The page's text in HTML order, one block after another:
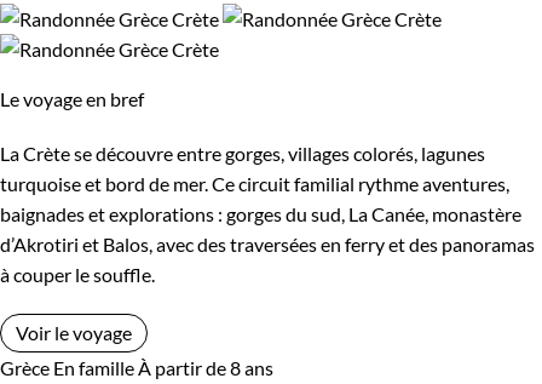
Le voyage en bref
La Crète se découvre entre gorges, villages colorés, lagunes
turquoise et bord de mer. Ce circuit familial rythme aventures,
baignades et explorations : gorges du sud, La Canée, monastère
d’Akrotiri et Balos, avec des traversées en ferry et des panoramas
à couper le souffle.
Voir le voyage
Grèce En famille À partir de 8 ans